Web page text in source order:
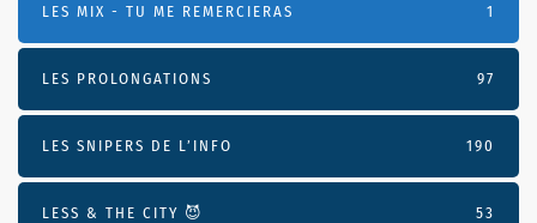
LES MIX - TU ME REMERCIERAS 1
LES PROLONGATIONS 97
LES SNIPERS DE L’INFO 190
LESS & THE CITY 😈 53